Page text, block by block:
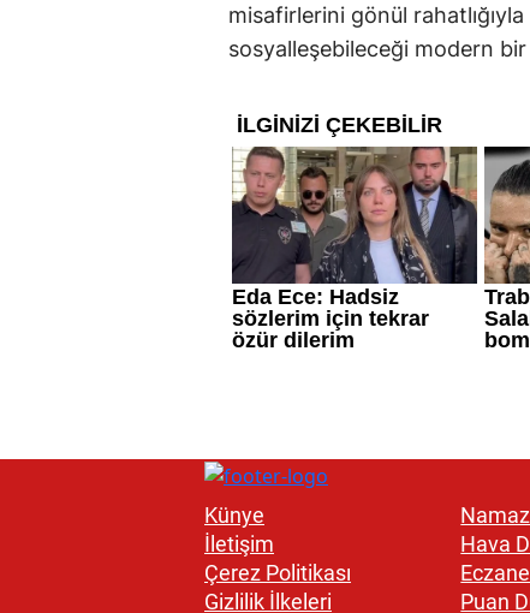
misafirlerini gönül
sosyalleşebileceği modern bir
Künye
İletişim
Çerez Politikası
Gizlilik İlkeleri
Hava
Puan